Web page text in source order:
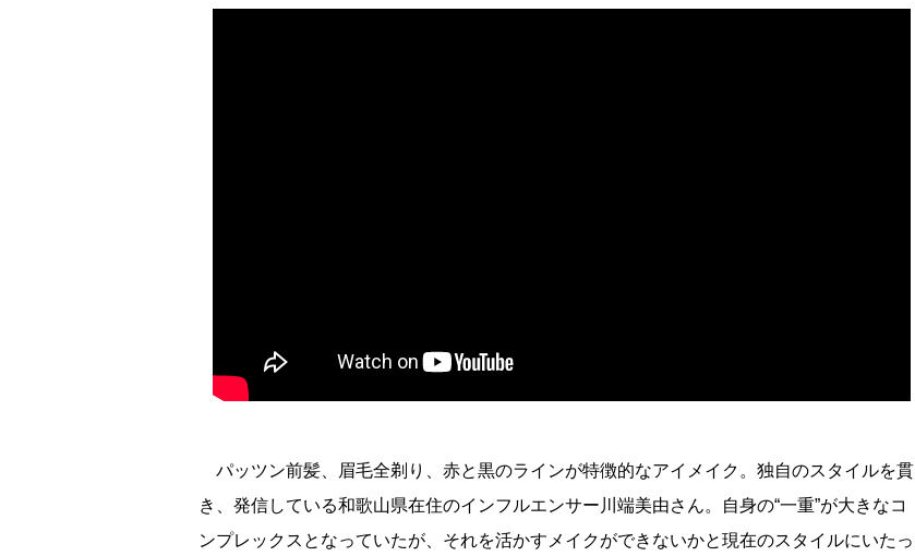
パッツン前髪、眉毛全剃り、赤と黒のラインが特徴的なアイメイク。独自のスタイルを貫
き、発信している和歌山県在住のインフルエンサー川端美由さん。自身の“一重”が大きなコ
ンプレックスとなっていたが、それを活かすメイクができないかと現在のスタイルにいたっ